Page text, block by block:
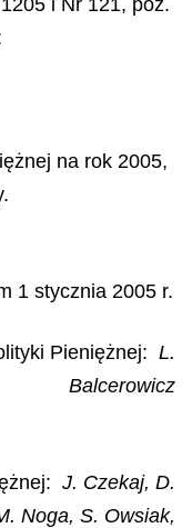
i Nr 121, poz.
na rok 2005,
1 stycznia 2005 r.
Pieniężnej: L.
Balcerowicz
J. Czekaj, D.
Noga, S. Owsiak,